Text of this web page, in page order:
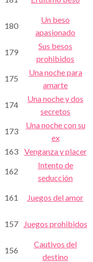
180
Un beso
apasionado
179
Sus besos
prohibidos
175
Una noche para
amarte
174
Una noche y dos
secretos
173
Una noche con su
ex
163
Venganza y placer
162
Intento de
seducción
161 Juegos del amor
157 Juegos prohibidos
156
Cautivos del
destino